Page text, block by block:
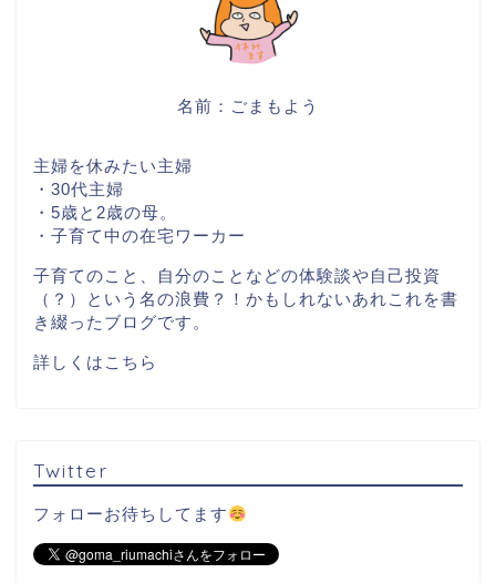
名前：ごまもよう
主婦を休みたい主婦
・30代主婦
・5歳と2歳の母。
・子育て中の在宅ワーカー
子育てのこと、自分のことなどの体験談や自己投資
（？）という名の浪費？！かもしれないあれこれを書
き綴ったブログです。
詳しくはこちら
Twitter
フォローお待ちしてます